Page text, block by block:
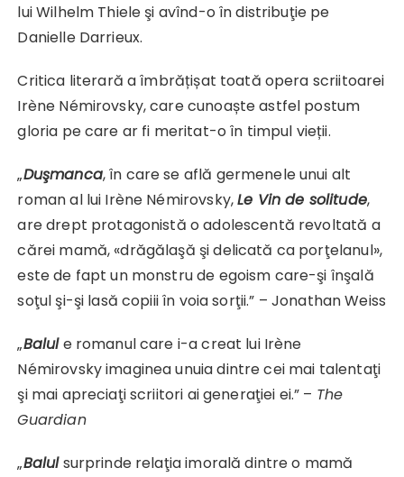
lui Wilhelm Thiele şi avînd-o în distribuţie pe
Danielle Darrieux.
Critica literară a îmbrățișat toată opera scriitoarei
Irène Némirovsky, care cunoaște astfel postum
gloria pe care ar fi meritat-o în timpul vieții.
„Duşmanca, în care se află germenele unui alt
roman al lui Irène Némirovsky,Le Vin de solitude,
are drept protagonistă o adolescentă revoltată a
cărei mamă, «drăgălaşă şi delicată ca porţelanul»,
este de fapt un monstru de egoism care-şi înşală
soţul şi-şi lasă copiii în voia sorţii.” – Jonathan Weiss
„Balul e romanul care i-a creat lui Irène
Némirovsky imaginea unuia dintre cei mai talentaţi
şi mai apreciaţi scriitori ai generaţiei ei.” – The
Guardian
„Balulsurprinde relaţia imorală dintre o mamă